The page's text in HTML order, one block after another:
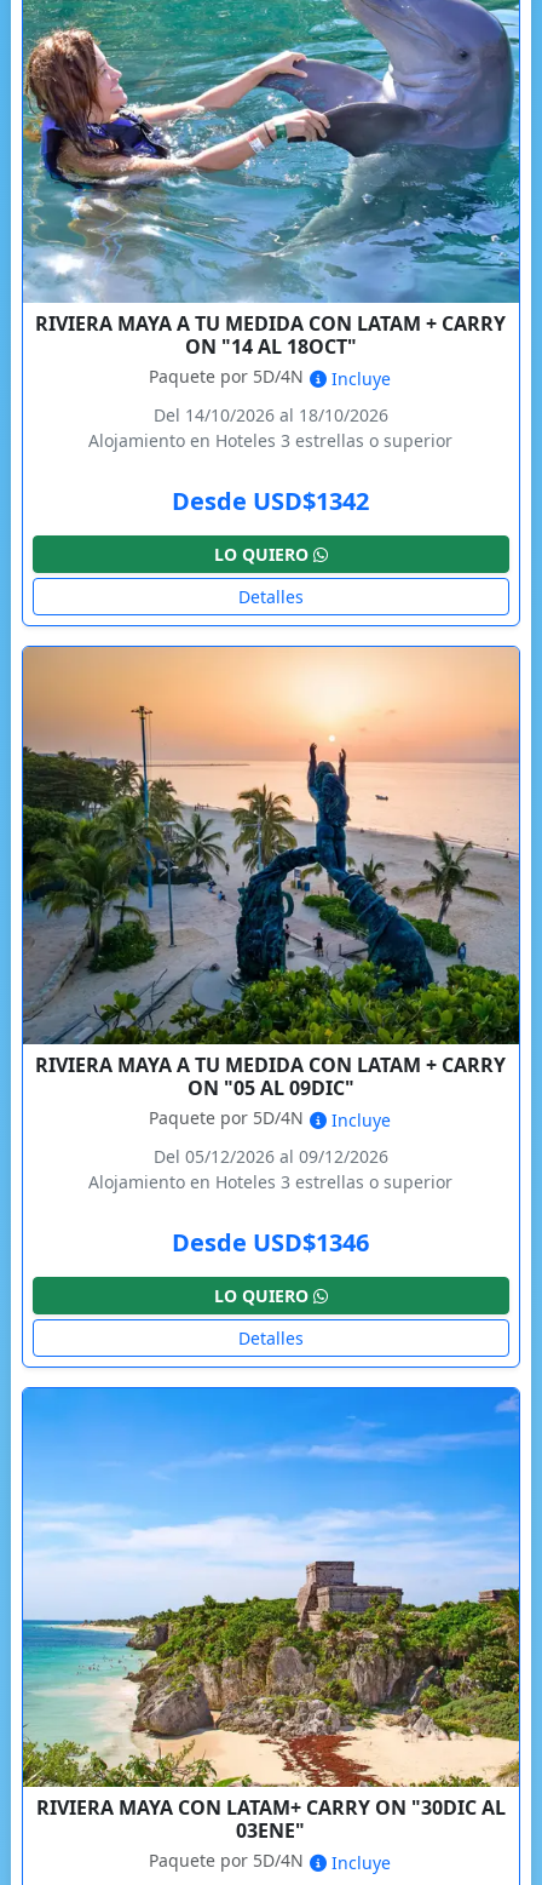
RIVIERA MAYA A TU MEDIDA CON LATAM + CARRY
ON "14 AL 18OCT"
Paquete por 5D/4N
Incluye
Del 14/10/2026 al 18/10/2026
Alojamiento en Hoteles 3 estrellas o superior
Desde USD$1342
LO QUIERO
Detalles
RIVIERA MAYA A TU MEDIDA CON LATAM + CARRY
ON "05 AL 09DIC"
Paquete por 5D/4N
Incluye
Del 05/12/2026 al 09/12/2026
Alojamiento en Hoteles 3 estrellas o superior
Desde USD$1346
LO QUIERO
Detalles
RIVIERA MAYA CON LATAM+ CARRY ON "30DIC AL
03ENE"
Paquete por 5D/4N
Incluye